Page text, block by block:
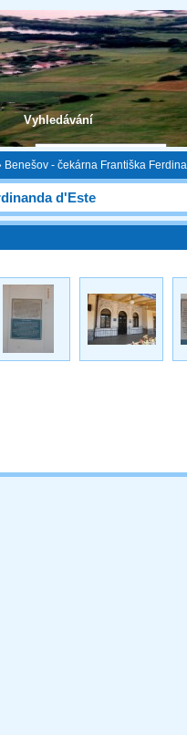
Vyhledávání
Benešov - čekárna Františka
d'Este